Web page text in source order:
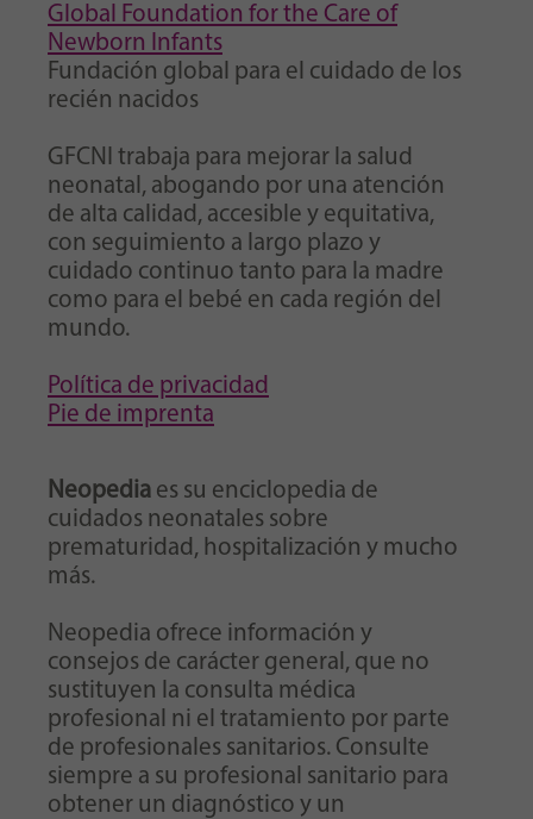
Global Foundation for the Care of
Newborn Infants
Fundación global para el cuidado de los
recién nacidos
GFCNI trabaja para mejorar la salud
neonatal, abogando por una atención
de alta calidad, accesible y equitativa,
con seguimiento a largo plazo y
cuidado continuo tanto para la madre
como para el bebé en cada región del
mundo.
Política de privacidad
Pie de imprenta
Neopedia es su enciclopedia de
cuidados neonatales sobre
prematuridad, hospitalización y mucho
más.
Neopedia ofrece información y
consejos de carácter general, que no
sustituyen la consulta médica
profesional ni el tratamiento por parte
de profesionales sanitarios. Consulte
siempre a su profesional sanitario para
obtener un diagnóstico y un